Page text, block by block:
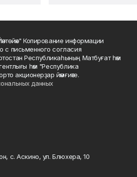
Копирование информации
с письменного согласия
Республикаһының Матбуғат һәм
һәм "Республика
акционерҙар йәмғиәте.
данных
с. Аскино, ул. Блюхера, 10